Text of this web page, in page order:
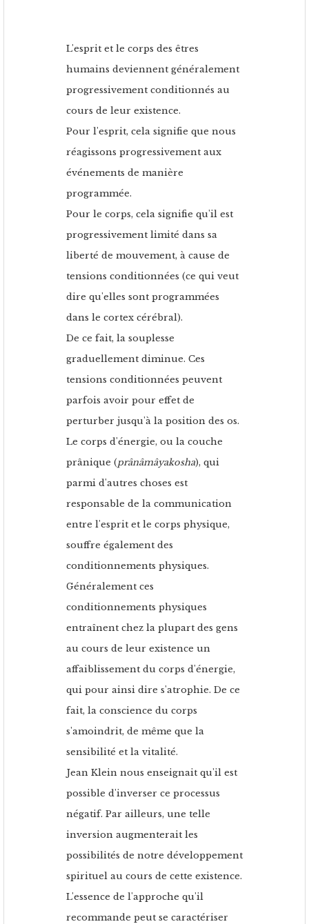
L'esprit et le corps des êtres
humains deviennent généralement
progressivement conditionnés au
cours de leur existence.
Pour l'esprit, cela signifie que nous
réagissons progressivement aux
événements de manière
programmée.
Pour le corps, cela signifie qu'il est
progressivement limité dans sa
liberté de mouvement, à cause de
tensions conditionnées (ce qui veut
dire qu'elles sont programmées
dans le cortex cérébral).
De ce fait, la souplesse
graduellement diminue. Ces
tensions conditionnées peuvent
parfois avoir pour effet de
perturber jusqu'à la position des os.
Le corps d'énergie, ou la couche
prânique (prânâmâyakosha), qui
parmi d'autres choses est
responsable de la communication
entre l'esprit et le corps physique,
souffre également des
conditionnements physiques.
Généralement ces
conditionnements physiques
entraînent chez la plupart des gens
au cours de leur existence un
affaiblissement du corps d'énergie,
qui pour ainsi dire s'atrophie. De ce
fait, la conscience du corps
s'amoindrit, de même que la
sensibilité et la vitalité.
Jean Klein nous enseignait qu'il est
possible d'inverser ce processus
négatif. Par ailleurs, une telle
inversion augmenterait les
possibilités de notre développement
spirituel au cours de cette existence.
L'essence de l'approche qu'il
recommande peut se caractériser